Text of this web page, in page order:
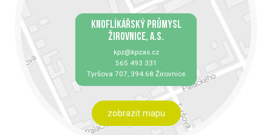
KNOFLÍKÁŘSKÝ PRŮMYSL
ŽIROVNICE, A.S.
kpz@kpzas.cz
565 493 331
Tyršova 707, 394 68 Žirovnice
zobrazit mapu